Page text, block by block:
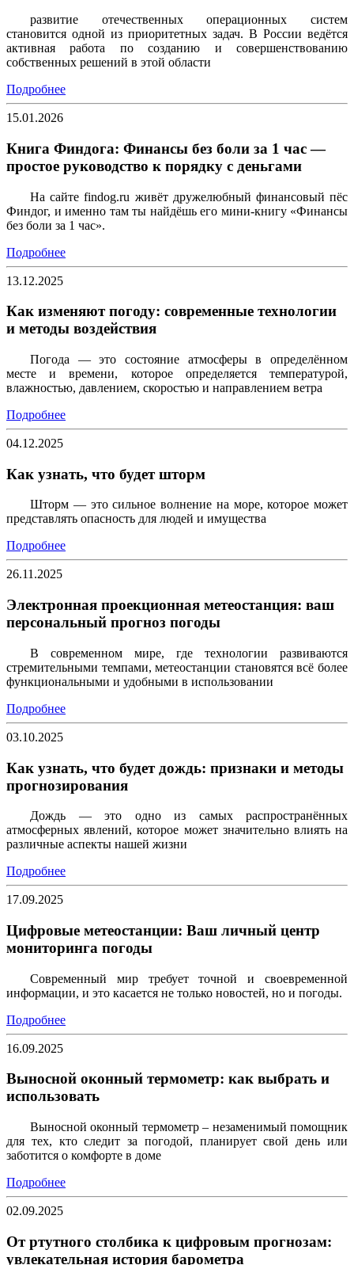
развитие отечественных операционных систем
становится одной из приоритетных задач. В России ведётся
активная работа по созданию и совершенствованию
собственных решений в этой области
Подробнее
15.01.2026
Книга Финдога: Финансы без боли за 1 час —
простое руководство к порядку с деньгами
На сайте findog.ru живёт дружелюбный финансовый пёс
Финдог, и именно там ты найдёшь его мини‑книгу «Финансы
без боли за 1 час».
Подробнее
13.12.2025
Как изменяют погоду: современные технологии
и методы воздействия
Погода — это состояние атмосферы в определённом
месте и времени, которое определяется температурой,
влажностью, давлением, скоростью и направлением ветра
Подробнее
04.12.2025
Как узнать, что будет шторм
Шторм — это сильное волнение на море, которое может
представлять опасность для людей и имущества
Подробнее
26.11.2025
Электронная проекционная метеостанция: ваш
персональный прогноз погоды
В современном мире, где технологии развиваются
стремительными темпами, метеостанции становятся всё более
функциональными и удобными в использовании
Подробнее
03.10.2025
Как узнать, что будет дождь: признаки и методы
прогнозирования
Дождь — это одно из самых распространённых
атмосферных явлений, которое может значительно влиять на
различные аспекты нашей жизни
Подробнее
17.09.2025
Цифровые метеостанции: Ваш личный центр
мониторинга погоды
Современный мир требует точной и своевременной
информации, и это касается не только новостей, но и погоды.
Подробнее
16.09.2025
Выносной оконный термометр: как выбрать и
использовать
Выносной оконный термометр – незаменимый помощник
для тех, кто следит за погодой, планирует свой день или
заботится о комфорте в доме
Подробнее
02.09.2025
От ртутного столбика к цифровым прогнозам:
увлекательная история барометра